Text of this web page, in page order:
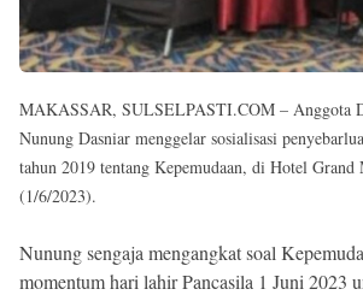
MAKASSAR, SULSELPASTI.COM – Anggota
Nunung Dasniar menggelar sosialisasi
tahun 2019 tentang Kepemudaan, di Hotel Grand
(1/6/2023).
Nunung sengaja mengangkat soal
momentum hari lahir Pancasila 1 Juni 2023